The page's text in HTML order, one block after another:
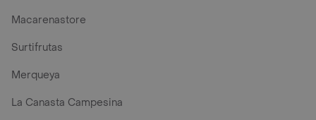
Macarenastore
Surtifrutas
Merqueya
La Canasta Campesina